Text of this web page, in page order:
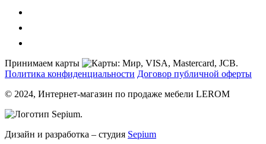
Принимаем карты
Политика конфиденциальности Договор публичной оферты
© 2024, Интернет-магазин по продаже мебели LEROM
Дизайн и разработка – студия Sepium